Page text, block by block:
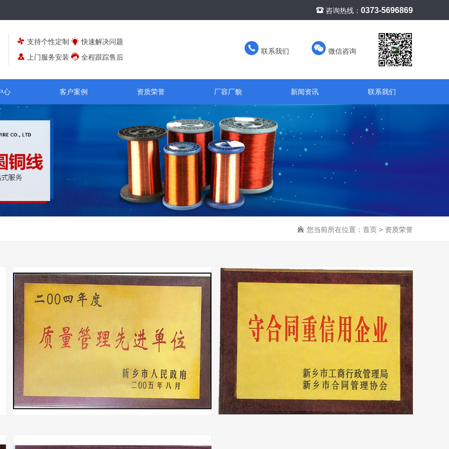
咨询热线： 0373-5696869
支持个性定制
快速解决问题
上门服务安装
全程跟踪售后
联系我们 微信咨询
心 客户案例 资质荣誉 厂容厂貌 新闻资讯 联系我们
您当前所在位置： 首页 > 资质荣誉